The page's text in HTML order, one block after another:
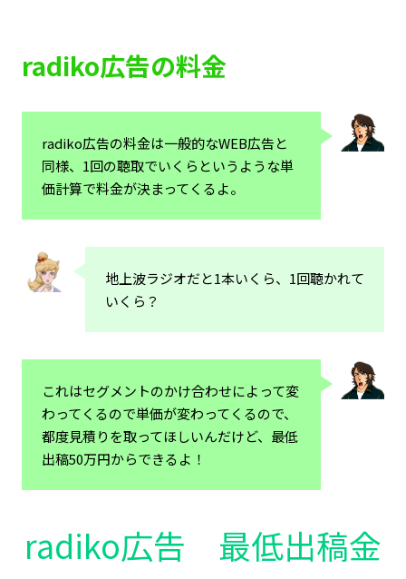
radiko広告の料金
radiko広告の料金は一般的なWEB広告と
同様、1回の聴取でいくらというような単
価計算で料金が決まってくるよ。
地上波ラジオだと1本いくら、1回聴かれて
いくら？
これはセグメントのかけ合わせによって変
わってくるので単価が変わってくるので、
都度見積りを取ってほしいんだけど、最低
出稿50万円からできるよ！
radiko広告 最低出稿金